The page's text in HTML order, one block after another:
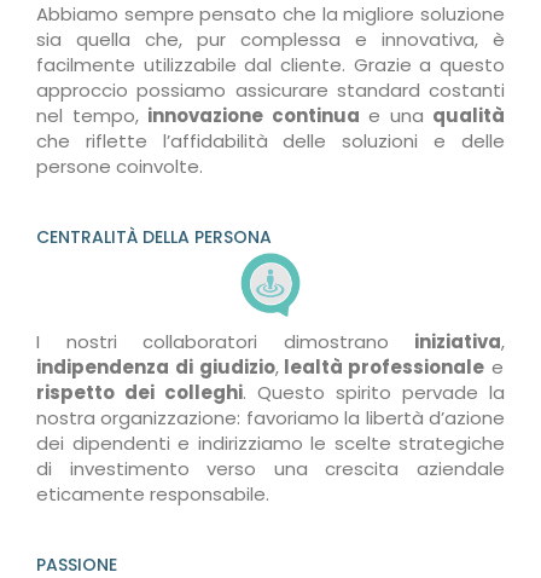
Abbiamo sempre pensato che la migliore soluzione
sia quella che, pur complessa e innovativa, è
facilmente utilizzabile dal cliente. Grazie a questo
approccio possiamo assicurare standard costanti
nel tempo, innovazione continua e una qualità
che riflette l’affidabilità delle soluzioni e delle
persone coinvolte.
CENTRALITÀ DELLA PERSONA
I nostri collaboratori dimostrano iniziativa,
indipendenza di giudizio,lealtà professionale e
rispetto dei colleghi. Questo spirito pervade la
nostra organizzazione: favoriamo la libertà d’azione
dei dipendenti e indirizziamo le scelte strategiche
di investimento verso una crescita aziendale
eticamente responsabile.
PASSIONE